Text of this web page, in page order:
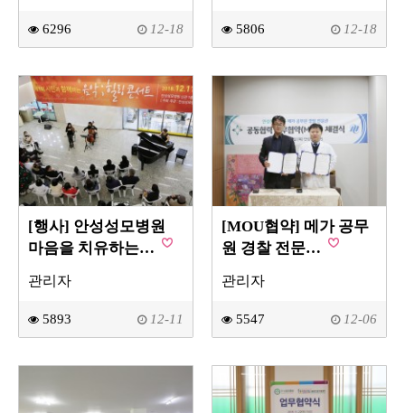
6296 12-18 5806 12-18
[행사] 안성성모병원
마음을 치유하는…
관리자
5893 12-11
[MOU협약] 메가 공무
원 경찰 전문…
관리자
5547 12-06